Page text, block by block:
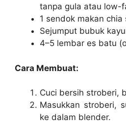
tanpa gula atau low-
1 sendok makan chia
Sejumput bubuk
4–5 lembar es batu
Cara Membuat:
Cuci bersih stroberi,
Masukkan stroberi,
ke dalam blender.